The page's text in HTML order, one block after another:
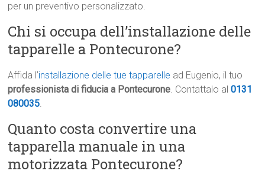
per un preventivo personalizzato.
Chi si occupa dell’installazione delle
tapparelle a Pontecurone?
Affida l’installazione delle tue tapparelle ad Eugenio, il tuo
professionista di fiducia a Pontecurone. Contattalo al0131
080035.
Quanto costa convertire una
tapparella manuale in una
motorizzata Pontecurone?